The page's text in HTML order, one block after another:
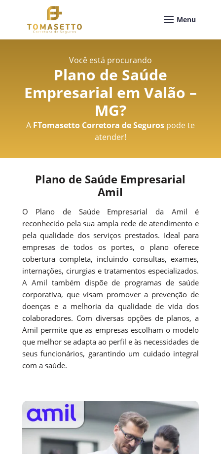
Você está procurando
Plano de Saúde
Empresarial em Valão –
MG?
A FTomasetto Corretora de Segurospode te
atender!
Plano de Saúde Empresarial
Amil
O Plano de Saúde Empresarial da Amil é
reconhecido pela sua ampla rede de atendimento e
pela qualidade dos serviços prestados. Ideal para
empresas de todos os portes, o plano oferece
cobertura completa, incluindo consultas, exames,
internações, cirurgias e tratamentos especializados.
A Amil também dispõe de programas de saúde
corporativa, que visam promover a prevenção de
doenças e a melhoria da qualidade de vida dos
colaboradores. Com diversas opções de planos, a
Amil permite que as empresas escolham o modelo
que melhor se adapta ao perfil e às necessidades de
seus funcionários, garantindo um cuidado integral
com a saúde.